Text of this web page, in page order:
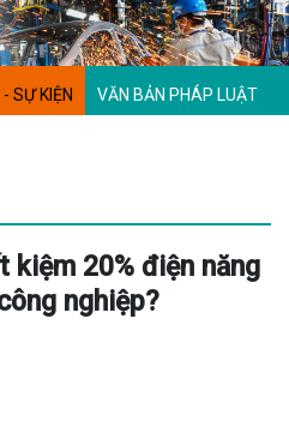
SỰ KIỆN VĂN BẢN PHÁP LUẬT
kiệm 20% điện năng
nghiệp?